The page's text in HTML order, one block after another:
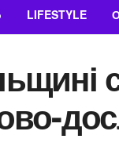
LIFESTYLE